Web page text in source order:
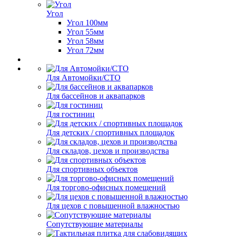
Угол
Угол 100мм
Угол 55мм
Угол 58мм
Угол 72мм
Для Автомойки/СТО
Для бассейнов и аквапарков
Для гостиниц
Для детских / спортивных площадок
Для складов, цехов и производства
Для спортивных объектов
Для торгово-офисных помещений
Для цехов с повышенной влажностью
Сопутствующие материалы